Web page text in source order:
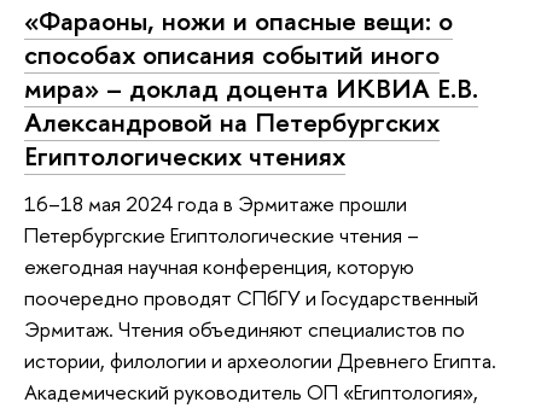
«Фараоны, ножи и опасные вещи: о
способах описания событий иного
мира» – доклад доцента ИКВИА Е.В.
Александровой на Петербургских
Египтологических чтениях
16–18 мая 2024 года в Эрмитаже прошли
Петербургские Египтологические чтения –
ежегодная научная конференция, которую
поочередно проводят СПбГУ и Государственный
Эрмитаж. Чтения объединяют специалистов по
истории, филологии и археологии Древнего Египта.
Академический руководитель ОП «Египтология»,